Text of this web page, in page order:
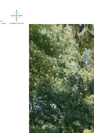
Rebling
und
Suche
Was ist